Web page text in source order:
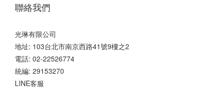
聯絡我們
光琳有限公司
地址: 103台北市南京西路41號9樓之2
電話: 02-22526774
統編: 29153270
LINE客服